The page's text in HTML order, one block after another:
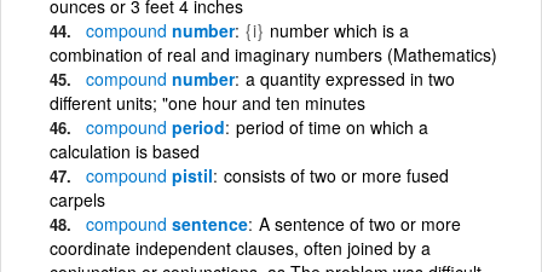
ounces or 3 feet 4 inches
compound number {i} number which is a
combination of real and imaginary numbers (Mathematics)
compound number a quantity expressed in two
different units; "one hour and ten minutes
compound period period of time on which a
calculation is based
compound pistil consists of two or more fused
carpels
compound sentence A sentence of two or more
coordinate independent clauses, often joined by a